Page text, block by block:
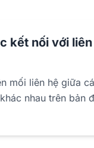
kết nối với
mối liên hệ giữa
nhau trên bản